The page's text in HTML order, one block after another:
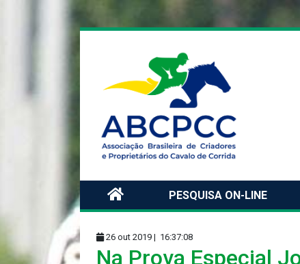
PESQUISA ON-LINE
26 out 2019 | 16:37:08
Na Prova Especial